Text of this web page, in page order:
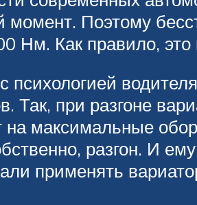
момент. Поэтому
Как правило, это
психологией
Так, при разгоне
на максимальные
разгон. И
применять